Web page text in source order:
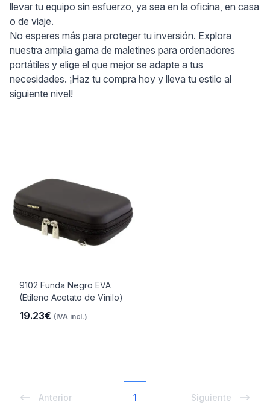
llevar tu equipo sin esfuerzo, ya sea en la oficina, en casa
o de viaje.
No esperes más para proteger tu inversión. Explora
nuestra amplia gama de maletines para ordenadores
portátiles y elige el que mejor se adapte a tus
necesidades. ¡Haz tu compra hoy y lleva tu estilo al
siguiente nivel!
9102 Funda Negro EVA
(Etileno Acetato de Vinilo)
19.23€ (IVA incl.)
Anterior 1 Siguiente